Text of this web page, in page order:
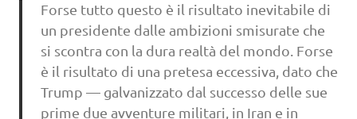
Forse tutto questo è il risultato inevitabile di
un presidente dalle ambizioni smisurate che
si scontra con la dura realtà del mondo. Forse
è il risultato di una pretesa eccessiva, dato che
Trump — galvanizzato dal successo delle sue
prime due avventure militari, in Iran e in